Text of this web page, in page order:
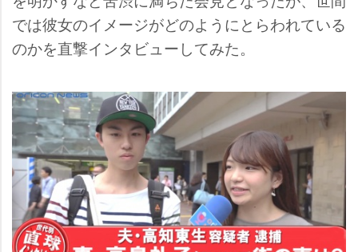
では彼女のイメージがどのようにとらわれている
のかを直撃インタビューしてみた。